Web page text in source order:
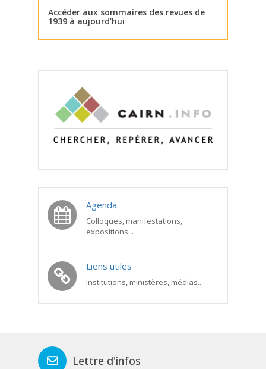
Accéder aux sommaires des revues de
1939 à aujourd’hui
Agenda
Colloques, manifestations,
expositions...
Liens utiles
Institutions, ministères, médias...
Lettre d'infos